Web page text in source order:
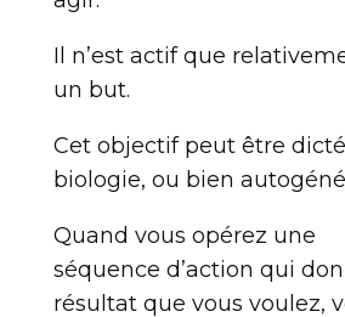
Il n’est actif que
un but.
Cet objectif peut être
biologie, ou bien
Quand vous opérez une
séquence d’action qui
résultat que vous voulez,